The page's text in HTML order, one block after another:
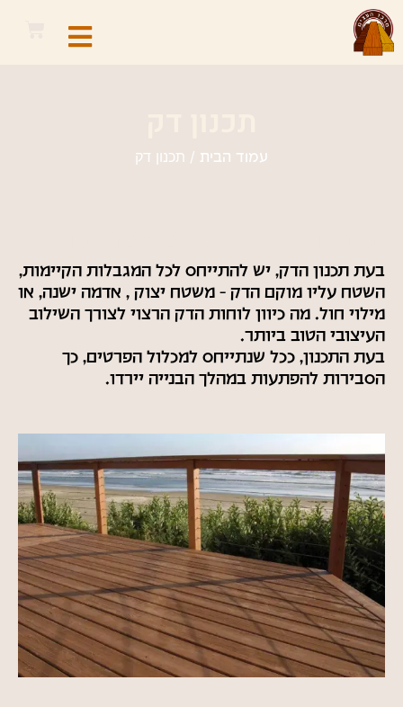
עמוד הבית / תכנון דק
בעת תכנון הדק, יש להתייחס לכל המגבלות הקיימות,
השטח עליו מוקם הדק – משטח יצוק , אדמה ישנה, או
מילוי חול. מה כיוון לוחות הדק הרצוי לצורך השילוב
העיצובי הטוב ביותר.
בעת התכנון, ככל שנתייחס למכלול הפרטים, כך
הסבירות להפתעות במהלך הבנייה יירדו.